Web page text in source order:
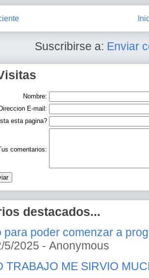
Suscribirse a: Enviar
Nombre:
Direccion E-mail:
esta pagina?
comentarios:
destacados...
para poder comenzar a
5/2025 - Anonymous
TRABAJO ME SIRVIO